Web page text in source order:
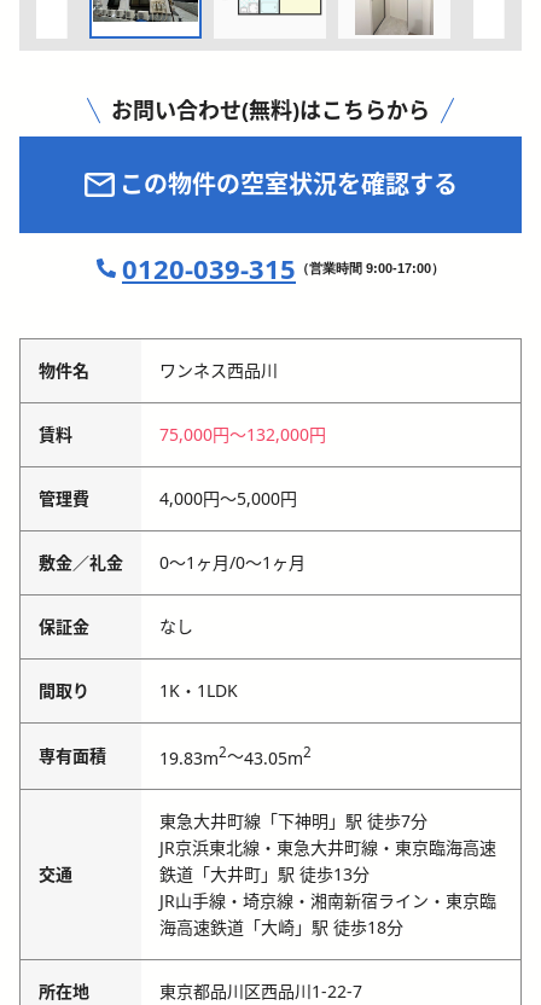
お問い合わせ(無料)はこちらから
この物件の空室状況を確認する
0120-039-315 （営業時間 9:00-17:00）
物件名 ワンネス西品川
賃料 75,000円〜132,000円
管理費 4,000円〜5,000円
敷金／礼金 0〜1ヶ月/0〜1ヶ月
保証金 なし
間取り 1K・1LDK
専有面積 19.83m2～43.05m2
交通
東急大井町線「下神明」駅 徒歩7分
JR京浜東北線・東急大井町線・東京臨海高速
鉄道「大井町」駅 徒歩13分
JR山手線・埼京線・湘南新宿ライン・東京臨
海高速鉄道「大崎」駅 徒歩18分
所在地 東京都品川区西品川1-22-7